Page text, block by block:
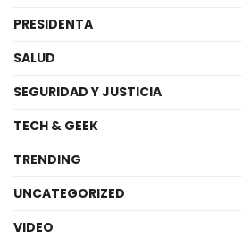
PRESIDENTA
SALUD
SEGURIDAD Y JUSTICIA
TECH & GEEK
TRENDING
UNCATEGORIZED
VIDEO